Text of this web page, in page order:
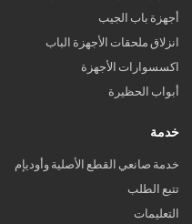
أجهزة باب الجيب
انزلاق ملحقات الأجهزة الباب
اكسسوارات الأجهزة
أبواب الحظيرة
خدمة
خدمة صانعي القطع الأصلية وأوديإم
تتبع الطلب
التعليمات